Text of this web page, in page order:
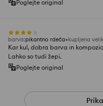
Poglejte original
barva:pikantno rdeča kupljena
Kar kul, dobra barva in
Lahko so tudi žepi.
Poglejte original